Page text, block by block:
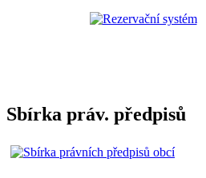
Sbírka práv. předpisů